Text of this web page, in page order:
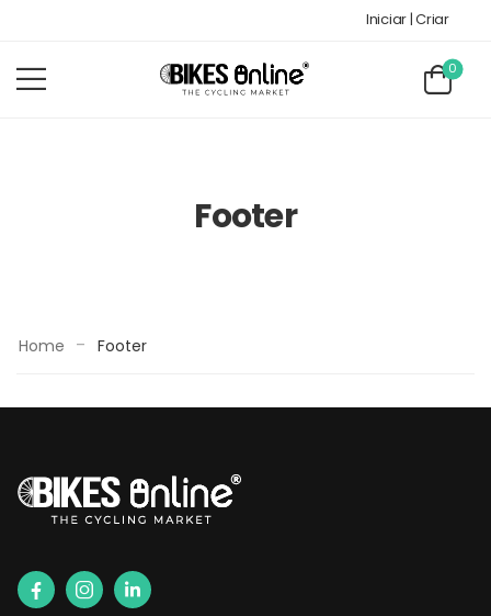
Iniciar | Criar
0
Footer
Home - Footer